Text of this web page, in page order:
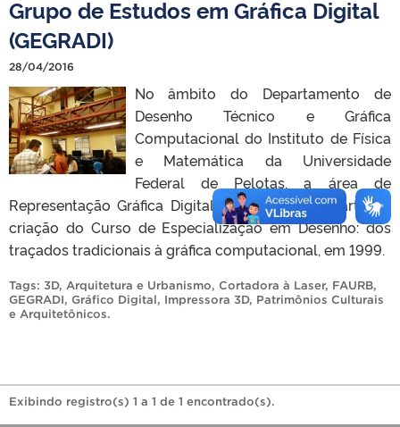
Grupo de Estudos em Gráfica Digital
(GEGRADI)
28/04/2016
No âmbito do Departamento de
Desenho Técnico e Gráfica
Computacional do Instituto de Física
e Matemática da Universidade
Federal de Pelotas, a área de
Representação Gráfica Digital se constituiu a partir da
criação do Curso de Especialização em Desenho: dos
traçados tradicionais à gráfica computacional, em 1999.
Tags: 3D, Arquitetura e Urbanismo, Cortadora à Laser, FAURB,
GEGRADI, Gráfico Digital, Impressora 3D, Patrimônios Culturais
e Arquitetônicos.
Exibindo registro(s) 1 a 1 de 1 encontrado(s).